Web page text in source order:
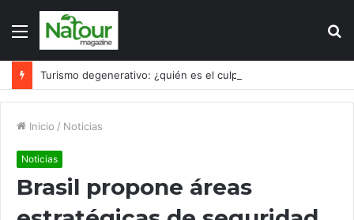
Menú
Inicio / Noticias
Noticias
Brasil propone áreas